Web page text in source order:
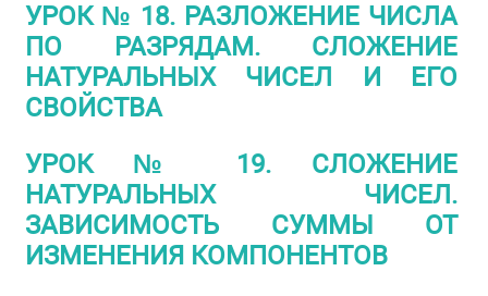
УРОК № 18. РАЗЛОЖЕНИЕ ЧИСЛА
ПО РАЗРЯДАМ. СЛОЖЕНИЕ
НАТУРАЛЬНЫХ ЧИСЕЛ И ЕГО
СВОЙСТВА
УРОК № 19. СЛОЖЕНИЕ
НАТУРАЛЬНЫХ ЧИСЕЛ.
ЗАВИСИМОСТЬ СУММЫ ОТ
ИЗМЕНЕНИЯ КОМПОНЕНТОВ